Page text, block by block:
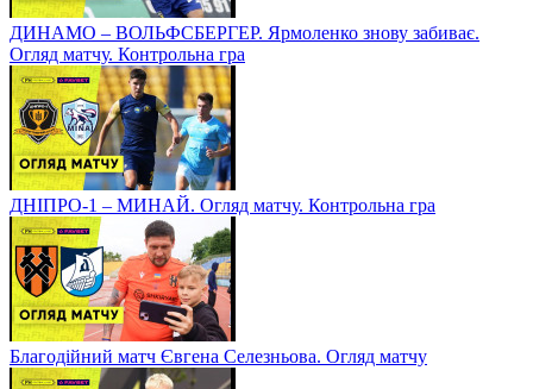
ДИНАМО – ВОЛЬФСБЕРГЕР. Ярмоленко знову забиває.
Огляд матчу. Контрольна гра
ДНІПРО-1 – МИНАЙ. Огляд матчу. Контрольна гра
Благодійний матч Євгена Селезньова. Огляд матчу